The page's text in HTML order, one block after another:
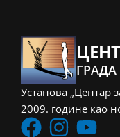
Установа „Центар
2009. године као